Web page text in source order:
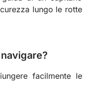
lungo le rotte
facilmente le